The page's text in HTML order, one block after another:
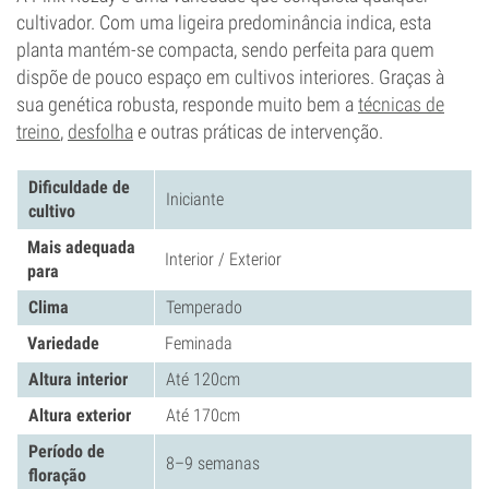
cultivador. Com uma ligeira predominância indica, esta
planta mantém-se compacta, sendo perfeita para quem
dispõe de pouco espaço em cultivos interiores. Graças à
sua genética robusta, responde muito bem atécnicas de
treino, desfolhae outras práticas de intervenção.
Dificuldade de
cultivo
Iniciante
Mais adequada
para
Interior / Exterior
Clima
Temperado
Variedade
Feminada
Altura interior
Até 120cm
Altura exterior
Até 170cm
Período de
floração
8–9 semanas